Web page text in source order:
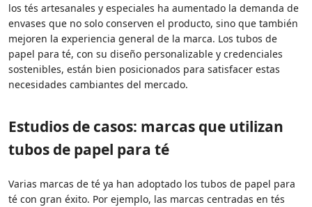
los tés artesanales y especiales ha aumentado la demanda de
envases que no solo conserven el producto, sino que también
mejoren la experiencia general de la marca. Los tubos de
papel para té, con su diseño personalizable y credenciales
sostenibles, están bien posicionados para satisfacer estas
necesidades cambiantes del mercado.
Estudios de casos: marcas que utilizan
tubos de papel para té
Varias marcas de té ya han adoptado los tubos de papel para
té con gran éxito. Por ejemplo, las marcas centradas en tés